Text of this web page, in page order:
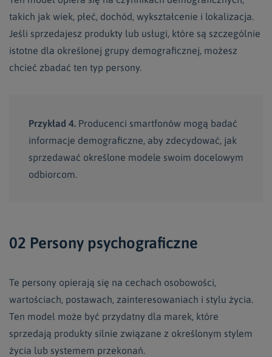
takich jak wiek, płeć, dochód, wykształcenie i lokalizacja.
Jeśli sprzedajesz produkty lub usługi, które są szczególnie
istotne dla określonej grupy demograficznej, możesz
chcieć zbadać ten typ persony.
Przykład 4. Producenci smartfonów mogą badać
informacje demograficzne, aby zdecydować, jak
sprzedawać określone modele swoim docelowym
odbiorcom.
02 Persony psychograficzne
Te persony opierają się na cechach osobowości,
wartościach, postawach, zainteresowaniach i stylu życia.
Ten model może być przydatny dla marek, które
sprzedają produkty silnie związane z określonym stylem
życia lub systemem przekonań.